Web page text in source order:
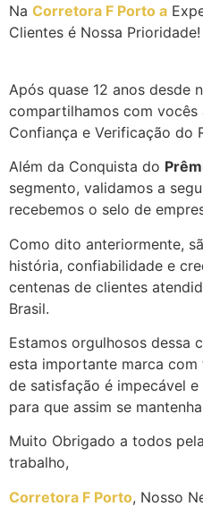
Na Corretora F Porto a
Clientes é Nossa Prioridade!
Após quase 12 anos desde
compartilhamos com
Confiança e Verificação do
Além da Conquista do
segmento, validamos a
recebemos o selo de
Como dito anteriormente,
história, confiabilidade e
centenas de clientes
Brasil.
Estamos orgulhosos dessa
esta importante marca
de satisfação é impecável
para que assim se
Muito Obrigado a todos
trabalho,
Corretora F Porto, Nosso